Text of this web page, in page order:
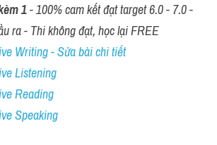
1 - 100% cam kết đạt target 6.0 - 7.0 -
ra - Thi không đạt, học lại FREE
Writing - Sửa bài chi tiết
Listening
Reading
Speaking